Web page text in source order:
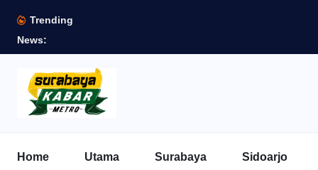
Trending
News:
Home Utama Surabaya Sidoarjo